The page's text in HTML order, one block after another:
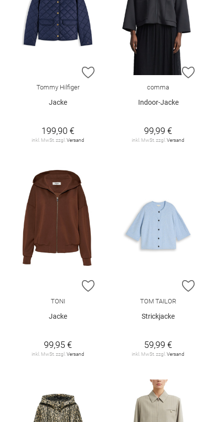
ZUR WUNSCHLISTE HINZUFÜGEN
Tommy Hilfiger
Jacke
199,90 €
inkl. MwSt. zzgl. Versand
ZUR
comma
Indoor-Jacke
99,99 €
inkl. MwSt. zzgl. Versand
ZUR WUNSCHLISTE HINZUFÜGEN
TONI
Jacke
99,95 €
inkl. MwSt. zzgl. Versand
ZUR
TOM TAILOR
Strickjacke
59,99 €
inkl. MwSt. zzgl. Versand